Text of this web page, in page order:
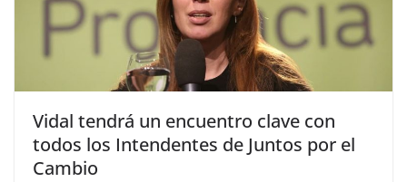
Vidal tendrá un encuentro clave con
todos los Intendentes de Juntos por el
Cambio